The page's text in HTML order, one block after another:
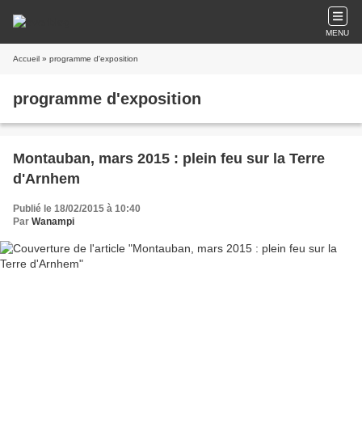
MENU
Accueil » programme d'exposition
programme d'exposition
Montauban, mars 2015 : plein feu sur la Terre
d'Arnhem
Publié le 18/02/2015 à 10:40
Par Wanampi